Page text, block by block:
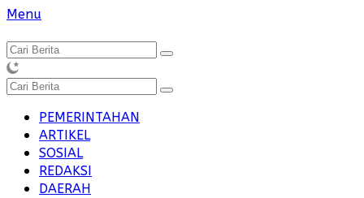
Langsung
konten
Menu
PEMERINTAHAN
ARTIKEL
SOSIAL
REDAKSI
DAERAH